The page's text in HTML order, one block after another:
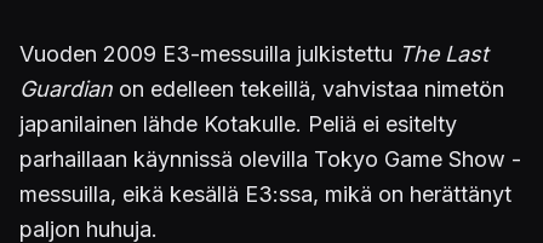
Vuoden 2009 E3-messuilla julkistettu The Last
Guardian on edelleen tekeillä, vahvistaa nimetön
japanilainen lähde Kotakulle. Peliä ei esitelty
parhaillaan käynnissä olevilla Tokyo Game Show -
messuilla, eikä kesällä E3:ssa, mikä on herättänyt
paljon huhuja.